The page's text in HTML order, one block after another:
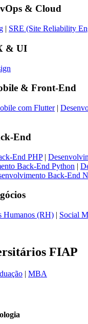
& Cloud
| SRE (Site Reliability
& UI
& Front-End
com Flutter|
End
End PHP|
Back-End Python |
Back-End
Humanos (RH) | Social
FIAP
| MBA